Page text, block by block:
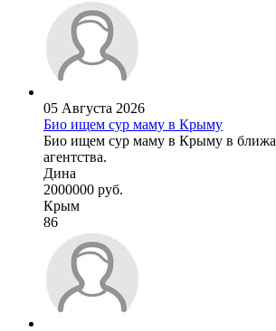
05 Августа 2026
Био ищем сур маму в Крыму
Био ищем сур маму в Крыму в
агентства.
Дина
2000000 руб.
Крым
86